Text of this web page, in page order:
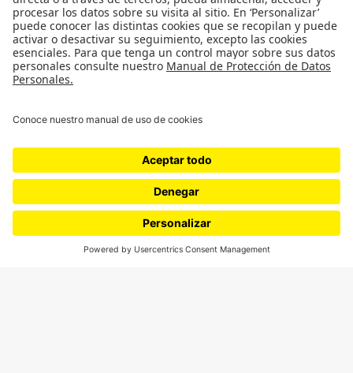
¿Quieres escribir en 070?
CONTÁCTANOS
NEWSLETTER